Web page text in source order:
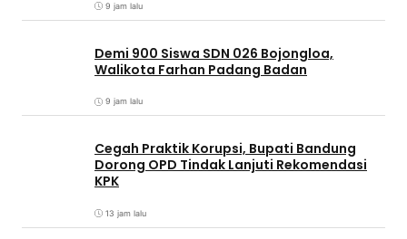
9 jam lalu
Demi 900 Siswa SDN 026 Bojongloa,
Walikota Farhan Padang Badan
9 jam lalu
Cegah Praktik Korupsi, Bupati Bandung
Dorong OPD Tindak Lanjuti Rekomendasi
KPK
13 jam lalu